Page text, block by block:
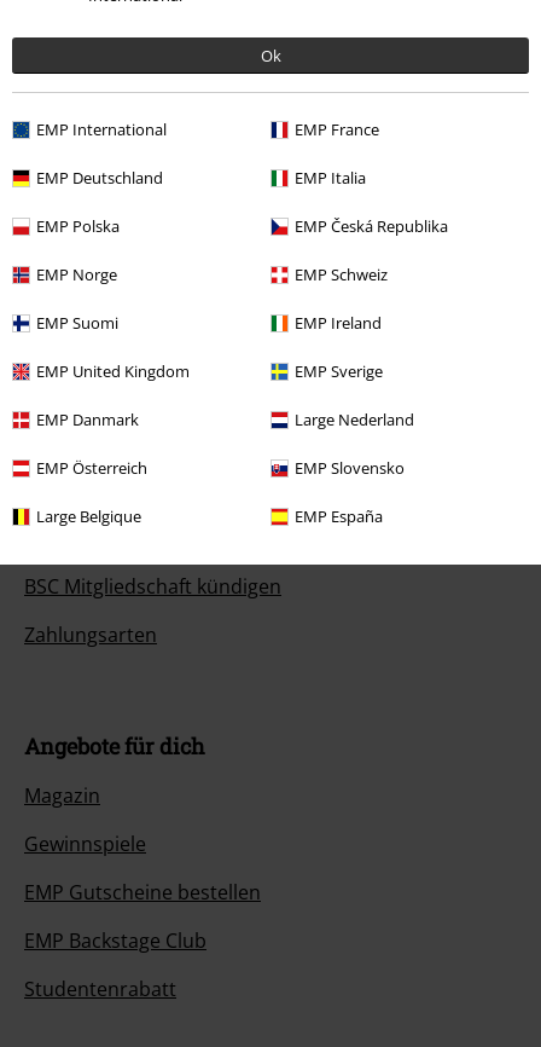
Ok
EMP International EMP France
EMP Deutschland EMP Italia
EMP Polska EMP Česká Republika
EMP Norge EMP Schweiz
EMP Suomi EMP Ireland
EMP United Kingdom EMP Sverige
EMP Danmark Large Nederland
EMP Österreich EMP Slovensko
Large Belgique EMP España
Unser Kundenservice ist für dich da
14:00 Uhr.Mehr Infos
Chat starten
BSC Mitgliedschaft kündigen
Zahlungsarten
Angebote für dich
Magazin
Gewinnspiele
EMP Gutscheine bestellen
EMP Backstage Club
Studentenrabatt